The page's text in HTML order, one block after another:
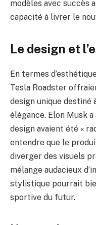
modèles avec succès
capacité à livrer le
Le design et
En termes
Tesla Roadster
design unique destiné
élégance. Elon Musk
design avaient été «
entendre que le
diverger des visuels
mélange audacieux
stylistique pourrait
sportive du futur.